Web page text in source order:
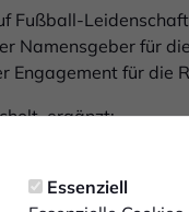
Essenziell
Fußball-
für
für die
ergänzt:
seit vielen Jahren
Weg nun unter